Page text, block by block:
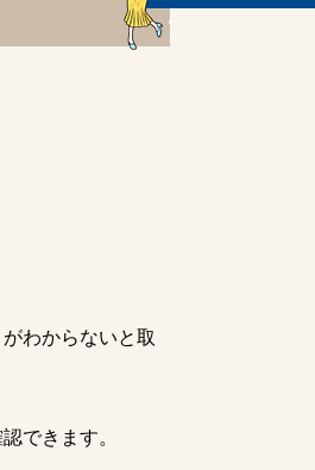
わからないと取
できます。